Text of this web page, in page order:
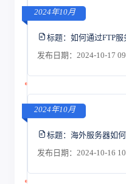
2024年10月
标题： 如何通过FTP服
发布日期：2024-10-17
2024年10月
标题： 海外服务器如
发布日期：2024-10-16